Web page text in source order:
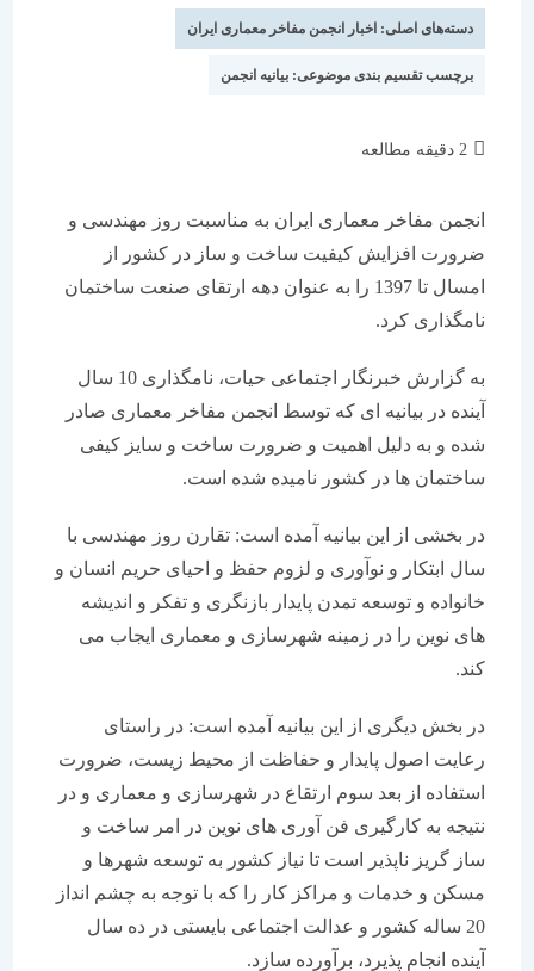
است:
دسته‌های اصلی:اخبار انجمن مفاخر معماری ایران
برچسب تقسیم بندی موضوعی:بیانیه انجمن
انجمن مفاخر معماری ایران به مناسبت روز مهندسی و
ضرورت افزایش کیفیت ساخت و ساز در کشور از
امسال تا 1397 را به عنوان دهه ارتقای صنعت ساختمان
نامگذاری کرد.
به گزارش خبرنگار اجتماعی حیات، نامگذاری 10 سال
آینده در بیانیه ای که توسط انجمن مفاخر معماری صادر
شده و به دلیل اهمیت و ضرورت ساخت و سایز کیفی
ساختمان ها در کشور نامیده شده است.
در بخشی از این بیانیه آمده است: تقارن روز مهندسی با
سال ابتکار و نوآوری و لزوم حفظ و احیای حریم انسان و
خانواده و توسعه تمدن پایدار بازنگری و تفکر و اندیشه
های نوین را در زمینه شهرسازی و معماری ایجاب می
در بخش دیگری از این بیانیه آمده است: در راستای
رعایت اصول پایدار و حفاظت از محیط زیست، ضرورت
استفاده از بعد سوم ارتقاع در شهرسازی و معماری و در
نتیجه به کارگیری فن آوری های نوین در امر ساخت و
ساز گریز ناپذیر است تا نیاز کشور به توسعه شهرها و
مسکن و خدمات و مراکز کار را که با توجه به چشم انداز
20 ساله کشور و عدالت اجتماعی بایستی در ده سال
آینده انجام پذیرد، برآورده سازد.